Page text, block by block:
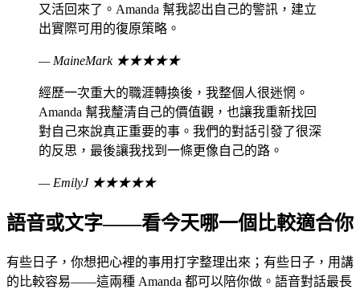
又活回來了。Amanda 幫我認出自己的警訊，建立
出實際可用的復原策略。
— MaineMark ★★★★★
經歷一次重大的職涯轉換後，我整個人很迷惘。
Amanda 幫我釐清自己的價值觀，也讓我重新找回
對自己來說真正重要的事。我們的對話引發了很深
的反思，最後讓我找到一條更像自己的路。
— EmilyJ ★★★★★
語音或文字——看今天哪一個比較適合你
有些日子，你想把心裡的事用打字整理出來；有些日子，用講
的比較容易——這兩種 Amanda 都可以陪你做。語音對話最長